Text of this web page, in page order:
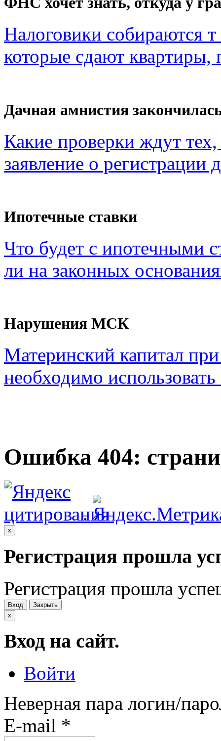
Налоговики собираются
которые сдают квартиры,
Дачная амнистия
Какие проверки ждут
заявление о регистрации
Ипотечные ставки
Что будет с ипотечными
ли на законных
Нарушения МСК
Материнский капитал
необходимо использовать
Ошибка 404:
.
x
Регистрация прошла
Регистрация прошла
Вход
Закрыть
x
Вход на сайт.
Войти
Неверная пара логин/
E-mail *